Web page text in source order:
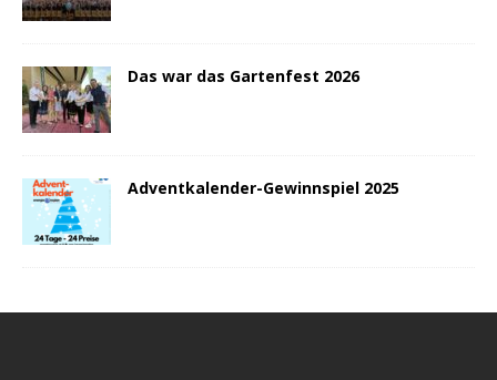
Das war das Gartenfest 2026
Adventkalender-Gewinnspiel 2025